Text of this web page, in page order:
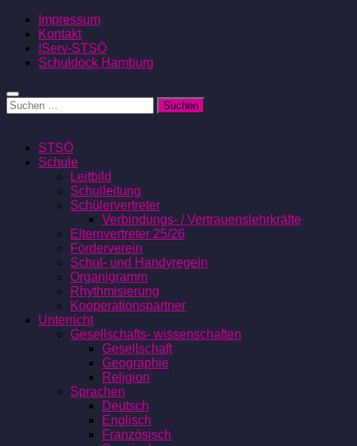
Impressum
Kontakt
IServ-STSÖ
Schuldock Hamburg
Suchen
nach:
STSÖ
Schule
Leitbild
Schulleitung
Schülervertreter
Verbindungs- / Vertrauenslehrkräfte
Elternvertreter 25/26
Förderverein
Schul- und Handyregeln
Organigramm
Rhythmisierung
Kooperationspartner
Unterricht
Gesellschafts- wissenschaften
Gesellschaft
Geographie
Religion
Sprachen
Deutsch
Englisch
Französisch